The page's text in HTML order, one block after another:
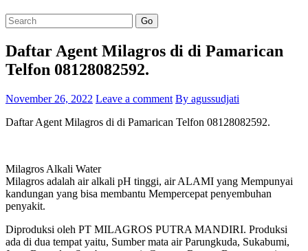
Go
Daftar Agent Milagros di di Pamarican
Telfon 08128082592.
November 26, 2022 Leave a comment By agussudjati
Daftar Agent Milagros di di Pamarican Telfon 08128082592.
Milagros Alkali Water
Milagros adalah air alkali pH tinggi, air ALAMI yang Mempunyai
kandungan yang bisa membantu Mempercepat penyembuhan
penyakit.
Diproduksi oleh PT MILAGROS PUTRA MANDIRI. Produksi
ada di dua tempat yaitu, Sumber mata air Parungkuda, Sukabumi,